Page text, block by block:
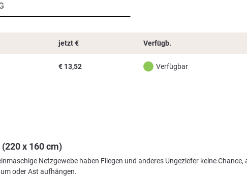
jetzt€ Verfügb.
€ 13,52 Verfügbar
x 160 cm)
Netzgewebe haben Fliegen und anderes Ungeziefer keine
oder Ast aufhängen.